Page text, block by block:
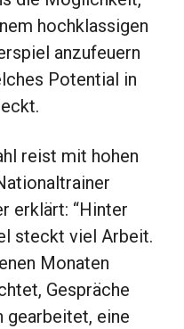
hochklassigen
anzufeuern
Potential in
reist mit hohen
erklärt: “Hinter
steckt viel Arbeit.
Monaten
Gespräche
gearbeitet, eine